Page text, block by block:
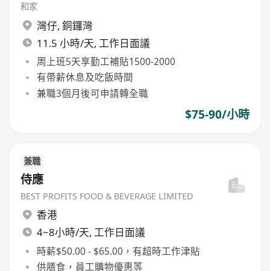
和家
灣仔, 銅鑼灣
11.5 小時/天, 工作日面議
周上班5天享勤工補貼1500-2000
有帶薪休息及吃飯時間
兼職3個月後可申請轉全職
$75-90/小時
兼職
侍應
BEST PROFITS FOOD & BEVERAGE LIMITED
香港
4~8小時/天, 工作日面議
時薪$50.00 - $65.00，有超時工作津貼
供膳食，員工購物優惠等